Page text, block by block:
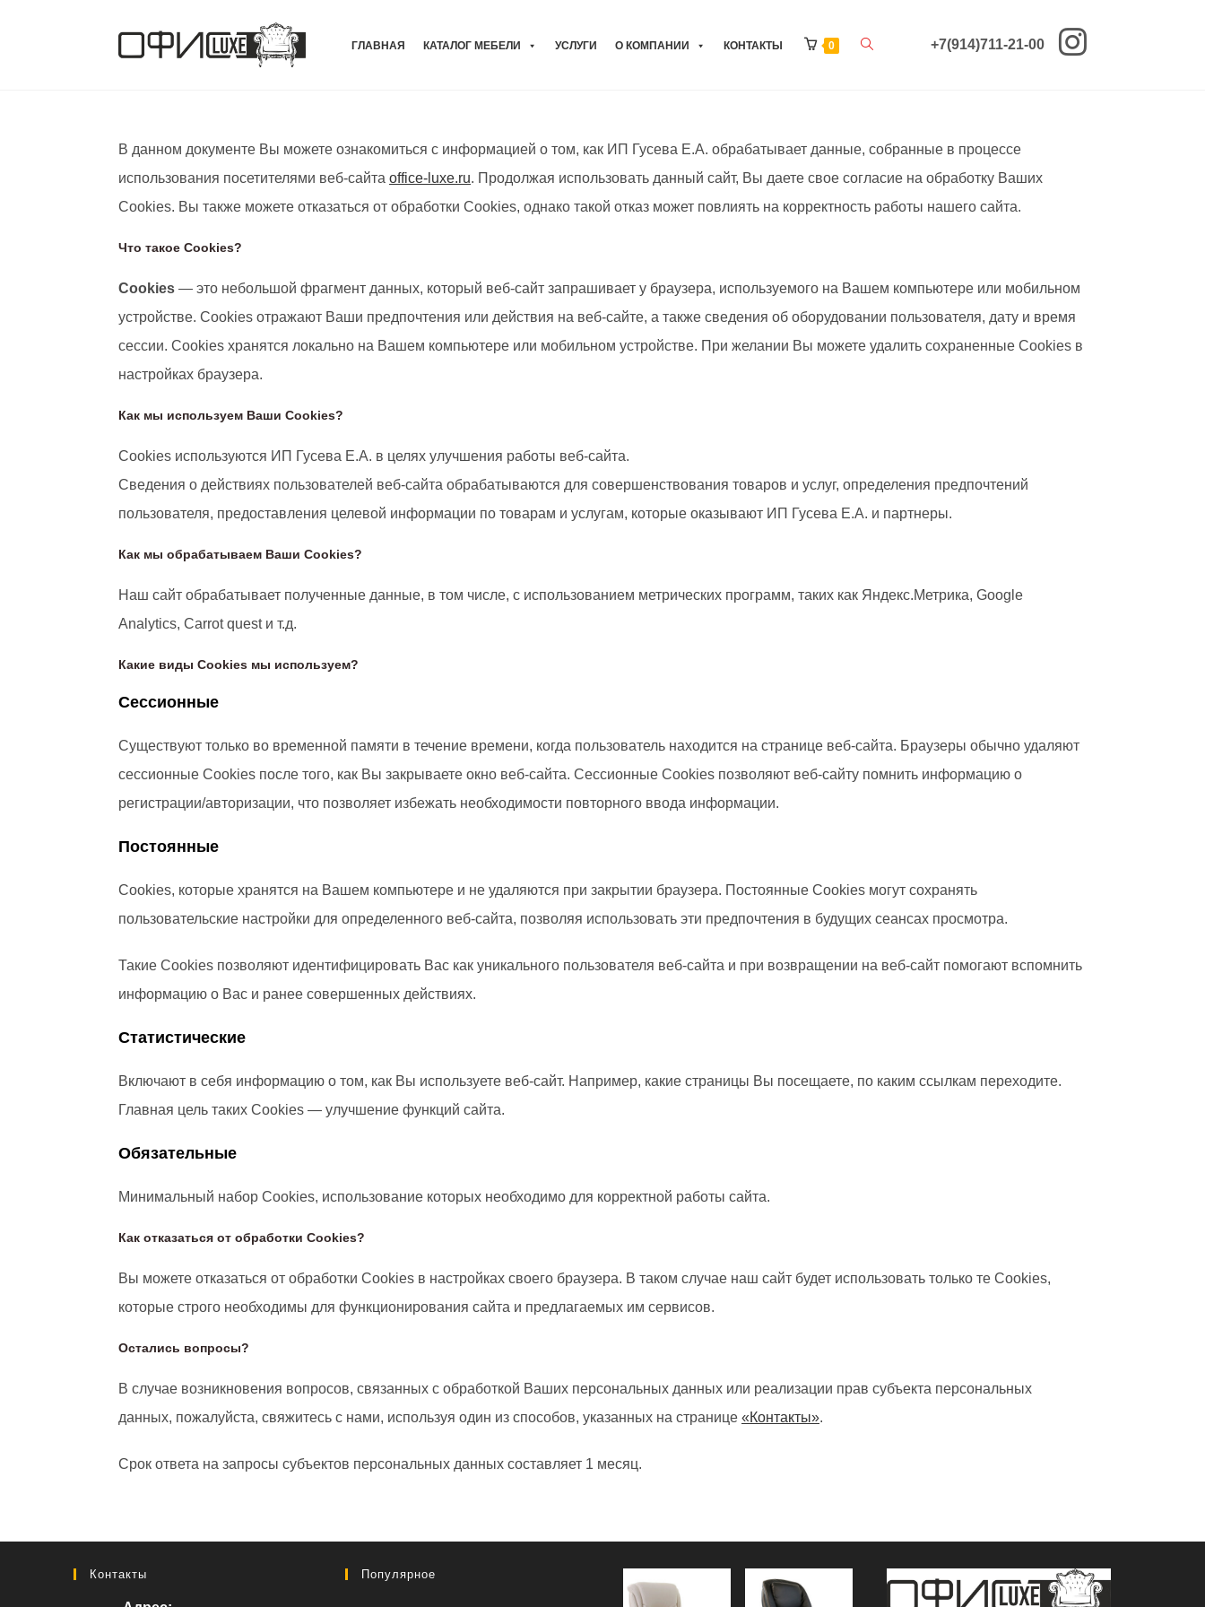
+7(914)711-21-00
ГЛАВНАЯ КАТАЛОГ МЕБЕЛИ УСЛУГИ О КОМПАНИИ КОНТАКТЫ 0 Переключить
веб-
сайту
В данном документе Вы можете ознакомиться с информацией о том, как ИП Гусева Е.А. обрабатывает данные, собранные в процессе
использования посетителями веб-сайта office-luxe.ru. Продолжая использовать данный сайт, Вы даете свое согласие на обработку Ваших
Cookies. Вы также можете отказаться от обработки Cookies, однако такой отказ может повлиять на корректность работы нашего сайта.
Что такое Cookies?
Сookies — это небольшой фрагмент данных, который веб-сайт запрашивает у браузера, используемого на Вашем компьютере или мобильном
устройстве. Cookies отражают Ваши предпочтения или действия на веб-сайте, а также сведения об оборудовании пользователя, дату и время
сессии. Сookies хранятся локально на Вашем компьютере или мобильном устройстве. При желании Вы можете удалить сохраненные Cookies в
настройках браузера.
Как мы используем Ваши Cookies?
Cookies используются ИП Гусева Е.А. в целях улучшения работы веб-сайта.
Сведения о действиях пользователей веб-сайта обрабатываются для совершенствования товаров и услуг, определения предпочтений
пользователя, предоставления целевой информации по товарам и услугам, которые оказывают ИП Гусева Е.А. и партнеры.
Как мы обрабатываем Ваши Cookies?
Наш сайт обрабатывает полученные данные, в том числе, с использованием метрических программ, таких как Яндекс.Метрика, Google
Analytics, Carrot quest и т.д.
Какие виды Сookies мы используем?
Сессионные
Существуют только во временной памяти в течение времени, когда пользователь находится на странице веб-сайта. Браузеры обычно удаляют
сессионные Cookies после того, как Вы закрываете окно веб-сайта. Сессионные Cookies позволяют веб-сайту помнить информацию о
регистрации/авторизации, что позволяет избежать необходимости повторного ввода информации.
Постоянные
Сookies, которые хранятся на Вашем компьютере и не удаляются при закрытии браузера. Постоянные Сookies могут сохранять
пользовательские настройки для определенного веб-сайта, позволяя использовать эти предпочтения в будущих сеансах просмотра.
Такие Cookies позволяют идентифицировать Вас как уникального пользователя веб-сайта и при возвращении на веб-сайт помогают вспомнить
информацию о Вас и ранее совершенных действиях.
Статистические
Включают в себя информацию о том, как Вы используете веб-сайт. Например, какие страницы Вы посещаете, по каким ссылкам переходите.
Главная цель таких Cookies — улучшение функций сайта.
Обязательные
Минимальный набор Cookies, использование которых необходимо для корректной работы сайта.
Как отказаться от обработки Сookies?
Вы можете отказаться от обработки Cookies в настройках своего браузера. В таком случае наш сайт будет использовать только те Cookies,
которые строго необходимы для функционирования сайта и предлагаемых им сервисов.
Остались вопросы?
В случае возникновения вопросов, связанных с обработкой Ваших персональных данных или реализации прав субъекта персональных
данных, пожалуйста, свяжитесь с нами, используя один из способов, указанных на странице «Контакты».
Срок ответа на запросы субъектов персональных данных составляет 1 месяц.
Контакты Популярное